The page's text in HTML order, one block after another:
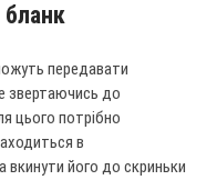
передавати
звертаючись до
цього потрібно
в
вкинути його до скриньки